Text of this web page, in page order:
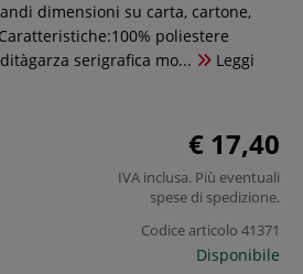
dimensioni su carta, cartone,
poliestere
serigrafica mo...
Leggi
€ 17,40
IVA inclusa. Più eventuali
spese di spedizione.
Codice articolo 41371
Disponibile